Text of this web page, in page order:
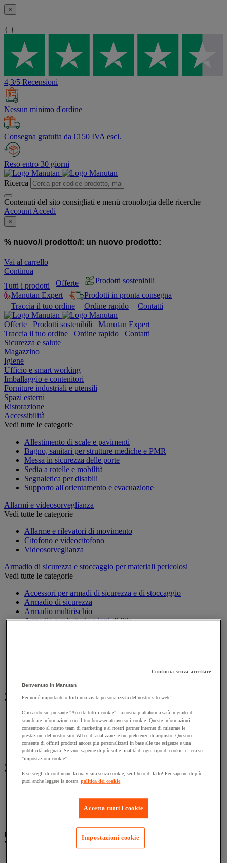
×
{ }
4,3/5 Recensioni
Nessun minimo d'ordine
Consegna gratuita da €150 IVA escl.
Reso entro 30 giorni
Ricerca
Contenuti del sito consigliati e menù cronologia delle ricerche
Account Accedi
×
% nuovo/i prodotto/i: un nuovo prodotto:
Vai al carrello
Continua
Tutti i prodotti
Offerte
Prodotti sostenibili
Manutan Expert
Prodotti in pronta consegna
Traccia il tuo ordine
Ordine rapido Contatti
Offerte Prodotti sostenibili
Manutan Expert
Traccia il tuo ordine
Ordine rapido
Contatti
Sicurezza e salute
Magazzino
Igiene
Ufficio e smart working
Imballaggio e contenitori
Forniture industriali e utensili
Spazi esterni
Ristorazione
Accessibilità
Vedi tutte le categorie
Allestimento di scale e pavimenti
Bagno, sanitari per strutture mediche e PMR
Messa in sicurezza delle porte
Sedia a rotelle e mobilità
Segnaletica per disabili
Supporto all'orientamento e evacuazione
Allarmi e videosorveglianza
Vedi tutte le categorie
Allarme e rilevatori di movimento
Citofono e videocitofono
Videosorveglianza
Armadio di sicurezza e stoccaggio per materiali pericolosi
Vedi tutte le categorie
Accessori per armadi di sicurezza e di stoccaggio
Armadio di sicurezza
Armadio multirischio
Armadio per batterie a ioni di litio
Assorbente industriale
Vedi tutte le categorie
Assorbente
Barriera anti-inquinamento e sistema di deviazione delle
perdite
Contenitore e solvente per sgrassaggio
Attrezzatura e mobili per studi medici
Vedi tutte le categorie
Lettino, paravento e sedia per studi medici
Materiale per diagnosi di medicina generale
Mobili e forniture per studi medici
Badge e timbratura
Vedi tutte le categorie
Continua senza accettare
Benvenuto in Manutan
Per noi è importante offrirti una visita personalizzata del nostro sito web!
Cliccando sul pulsante "Accetta tutti i cookie", la nostra piattaforma sarà in grado di
scambiare informazioni con il tuo browser attraverso i cookie. Queste informazioni
consentono al nostro team di marketing e ai nostri partner Internet di misurare le
prestazioni del nostro sito Web e di analizzare le tue preferenze di acquisto. Questo ci
consente di offrirti prodotti ancora più personalizzati in base alle tue esigenze e una
pubblicità adeguata. Se vuoi saperne di più sulle finalità di ogni tipo di cookie, clicca su
"impostazioni cookie".
E se scegli di continuare la tua visita senza cookie, sei libero di farlo! Per saperne di più,
puoi anche leggere la nostra politica dei cookie
Accetta tutti i cookie
Impostazioni cookie